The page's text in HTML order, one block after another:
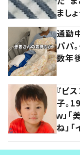
ましょ
通勤
パパ
数年
『ビ
子。
ｗ」
ね」「